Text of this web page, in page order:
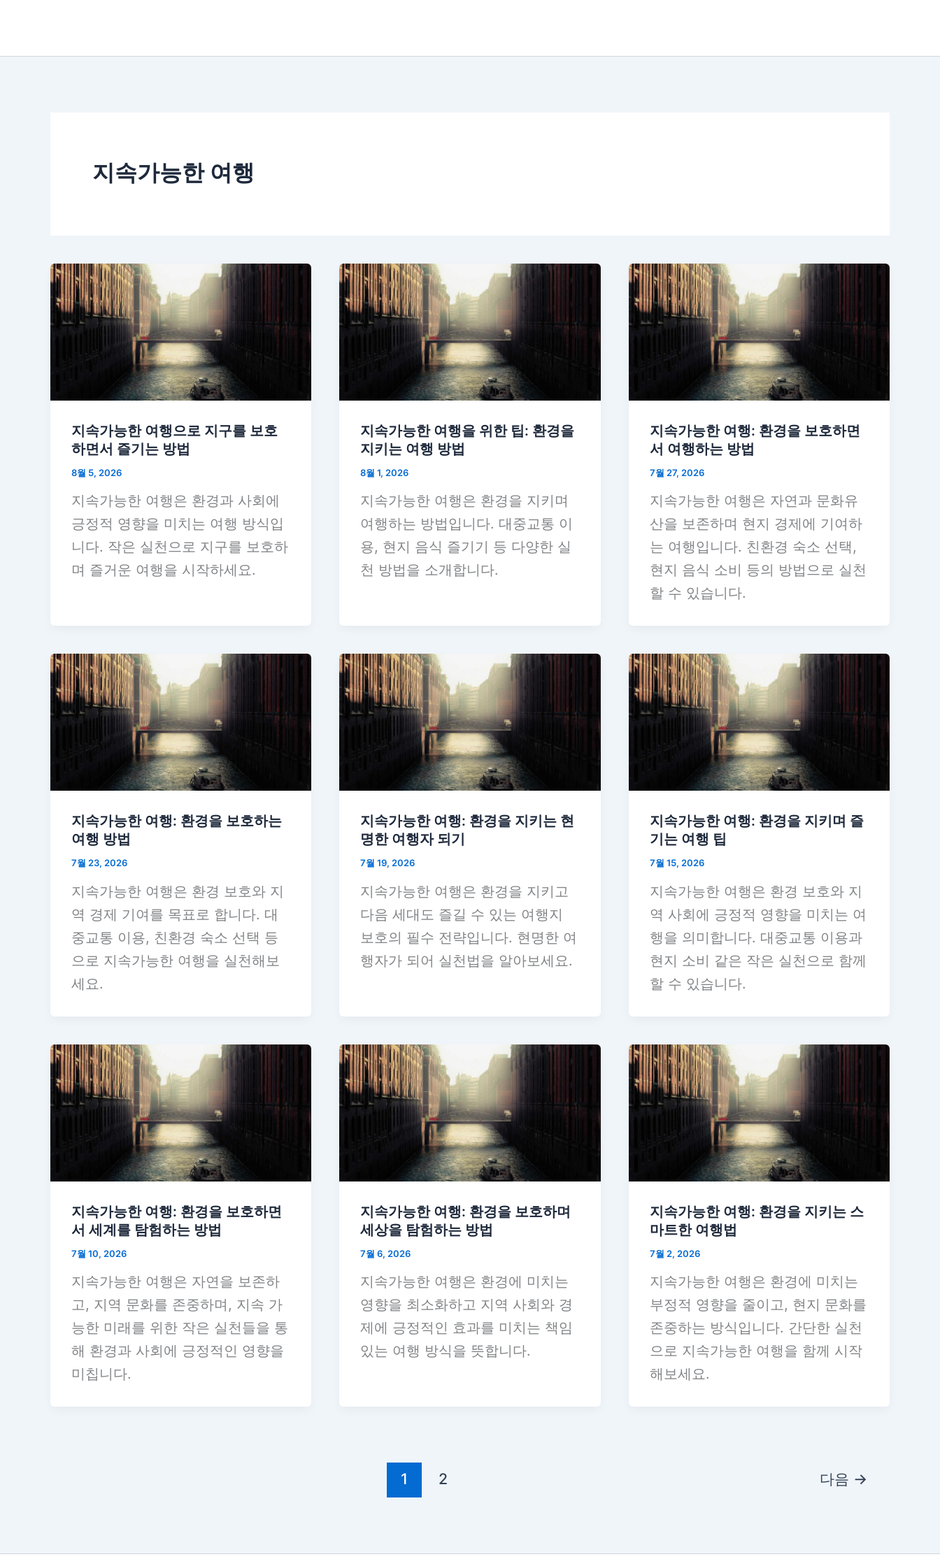
츠
지속가능한 여행
지속가능한 여행으로 지구를 보호
하면서 즐기는 방법
8월 5, 2026
지속가능한 여행은 환경과 사회에
긍정적 영향을 미치는 여행 방식입
니다. 작은 실천으로 지구를 보호하
며 즐거운 여행을 시작하세요.
지속가능한 여행을 위한 팁: 환경을
지키는 여행 방법
8월 1, 2026
지속가능한 여행은 환경을 지키며
여행하는 방법입니다. 대중교통 이
용, 현지 음식 즐기기 등 다양한 실
천 방법을 소개합니다.
지속가능한 여행: 환경을 보호하면
서 여행하는 방법
7월 27, 2026
지속가능한 여행은 자연과 문화유
산을 보존하며 현지 경제에 기여하
는 여행입니다. 친환경 숙소 선택,
현지 음식 소비 등의 방법으로 실천
할 수 있습니다.
지속가능한 여행: 환경을 보호하는
여행 방법
7월 23, 2026
지속가능한 여행은 환경 보호와 지
역 경제 기여를 목표로 합니다. 대
중교통 이용, 친환경 숙소 선택 등
으로 지속가능한 여행을 실천해보
세요.
지속가능한 여행: 환경을 지키는 현
명한 여행자 되기
7월 19, 2026
지속가능한 여행은 환경을 지키고
다음 세대도 즐길 수 있는 여행지
보호의 필수 전략입니다. 현명한 여
행자가 되어 실천법을 알아보세요.
지속가능한 여행: 환경을 지키며 즐
기는 여행 팁
7월 15, 2026
지속가능한 여행은 환경 보호와 지
역 사회에 긍정적 영향을 미치는 여
행을 의미합니다. 대중교통 이용과
현지 소비 같은 작은 실천으로 함께
할 수 있습니다.
지속가능한 여행: 환경을 보호하면
서 세계를 탐험하는 방법
7월 10, 2026
지속가능한 여행은 자연을 보존하
고, 지역 문화를 존중하며, 지속 가
능한 미래를 위한 작은 실천들을 통
해 환경과 사회에 긍정적인 영향을
미칩니다.
지속가능한 여행: 환경을 보호하며
세상을 탐험하는 방법
7월 6, 2026
지속가능한 여행은 환경에 미치는
영향을 최소화하고 지역 사회와 경
제에 긍정적인 효과를 미치는 책임
있는 여행 방식을 뜻합니다.
지속가능한 여행: 환경을 지키는 스
마트한 여행법
7월 2, 2026
지속가능한 여행은 환경에 미치는
부정적 영향을 줄이고, 현지 문화를
존중하는 방식입니다. 간단한 실천
으로 지속가능한 여행을 함께 시작
해보세요.
1 2 다음 →